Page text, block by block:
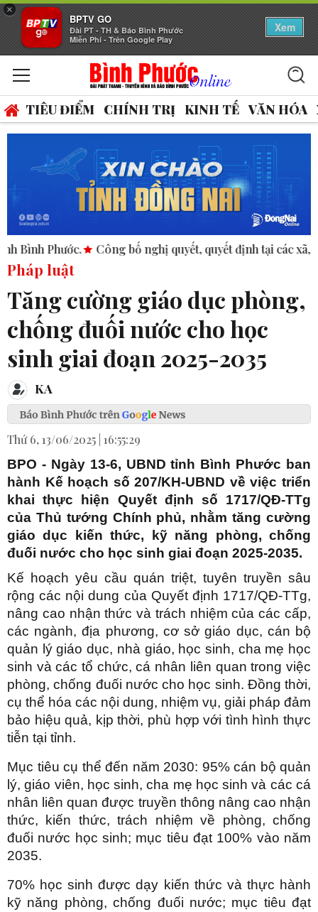
×
BPTV GO
Đài PT - TH & Báo Bình Phước
Miễn Phí - Trên Google Play
Xem
TIÊU ĐIỂM CHÍNH TRỊ KINH TẾ VĂN HÓA
Công bố nghị quyết, quyết định tại các xã, phường.
Pháp luật
Tăng cường giáo dục phòng,
chống đuối nước cho học
sinh giai đoạn 2025-2035
KA
Thứ 6, 13/06/2025 | 16:55:29
BPO - Ngày 13-6, UBND tỉnh Bình Phước ban
hành Kế hoạch số 207/KH-UBND về việc triển
khai thực hiện Quyết định số 1717/QĐ-TTg
của Thủ tướng Chính phủ, nhằm tăng cường
giáo dục kiến thức, kỹ năng phòng, chống
đuối nước cho học sinh giai đoạn 2025-2035.
Kế hoạch yêu cầu quán triệt, tuyên truyền sâu
rộng các nội dung của Quyết định 1717/QĐ-TTg,
nâng cao nhận thức và trách nhiệm của các cấp,
các ngành, địa phương, cơ sở giáo dục, cán bộ
quản lý giáo dục, nhà giáo, học sinh, cha mẹ học
sinh và các tổ chức, cá nhân liên quan trong việc
phòng, chống đuối nước cho học sinh. Đồng thời,
cụ thể hóa các nội dung, nhiệm vụ, giải pháp đảm
bảo hiệu quả, kịp thời, phù hợp với tình hình thực
tiễn tại tỉnh.
Mục tiêu cụ thể đến năm 2030: 95% cán bộ quản
lý, giáo viên, học sinh, cha mẹ học sinh và các cá
nhân liên quan được truyền thông nâng cao nhận
thức, kiến thức, trách nhiệm về phòng, chống
đuối nước học sinh; mục tiêu đạt 100% vào năm
2035.
70% học sinh được dạy kiến thức và thực hành
kỹ năng phòng, chống đuối nước; mục tiêu đạt